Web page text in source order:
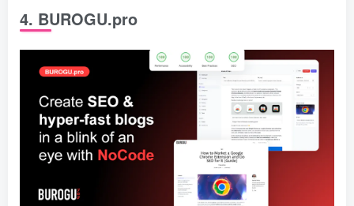
4. BUROGU.pro